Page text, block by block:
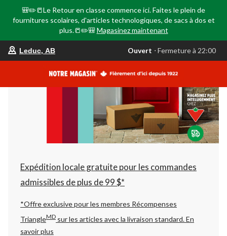
🎒✏️📒Le Retour en classe commence ici. Faites le plein de
fournitures scolaires, d'articles technologiques, de sacs à dos et
plus.📒✏️🎒 Magasinez maintenant
votre
est
AB,
Ouvert,
Fermeture
à
22:00
changer
Leduc, AB Ouvert ⋅ Fermeture à 22:00
Expédition locale gratuite pour les commandes
admissibles de plus de 99 $*
*Offre exclusive pour les membres Récompenses
TriangleMD sur les articles avec la livraison standard.En
savoir plus